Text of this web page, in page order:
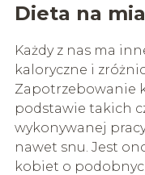
Dieta na
Każdy z nas ma
kaloryczne i
Zapotrzebowanie
podstawie takich
wykonywanej
nawet snu. Jest
kobiet o